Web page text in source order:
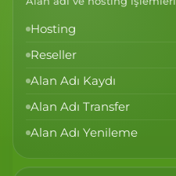
Hosting
Reseller
Alan Adı Kaydı
Alan Adı Transfer
Alan Adı Yenileme